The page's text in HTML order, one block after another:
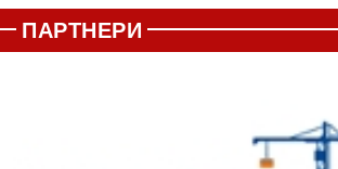
ПАРТНЕРИ